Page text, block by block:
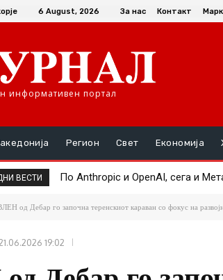
6 August, 2026 За нас Контакт
информативен портал
Регион Свет Економија
ВЕСТИ По Anthropic и OpenAI, сега и
Google Assistant се гаси на
од Дебар го започна теренскиот караван со фокус на
19:02